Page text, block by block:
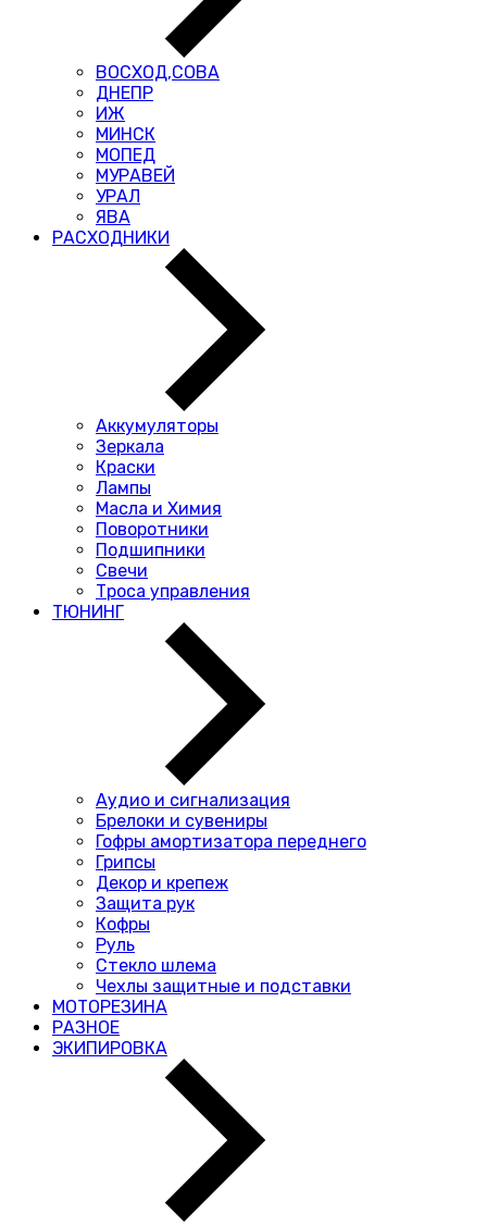
ВОСХОД,СОВА
ДНЕПР
ИЖ
МИНСК
МОПЕД
МУРАВЕЙ
УРАЛ
ЯВА
РАСХОДНИКИ
Аккумуляторы
Зеркала
Краски
Лампы
Масла и Химия
Поворотники
Подшипники
Свечи
Троса управления
ТЮНИНГ
Аудио и сигнализация
Брелоки и сувениры
Гофры амортизатора переднего
Грипсы
Декор и крепеж
Защита рук
Кофры
Руль
Стекло шлема
Чехлы защитные и подставки
МОТОРЕЗИНА
РАЗНОЕ
ЭКИПИРОВКА